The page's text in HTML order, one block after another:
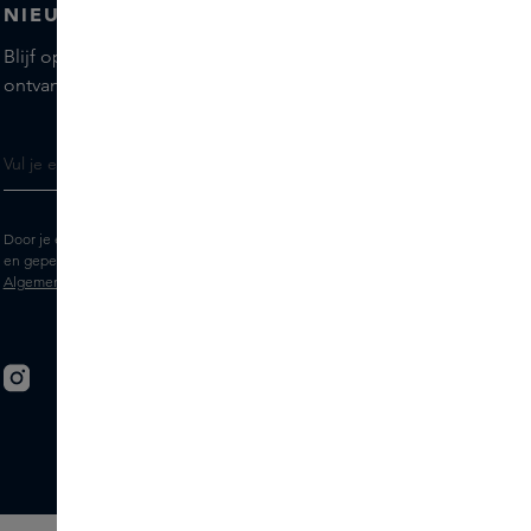
NIEUWSBRIEF
Blijf op de hoogte van de nieuwste merken en producten,
ontvang tips van onze Skins Experts.
Door je e-mailadres in te vullen geef je toestemming om de Skins nieuwsbrief
en gepersonaliseerde marketingberichten via e-mail te ontvangen. Bekijk de
Algemene voorwaarden